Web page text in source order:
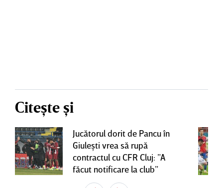
Citește și
Jucătorul dorit de Pancu în
Giuleşti vrea să rupă
contractul cu CFR Cluj: ”A
făcut notificare la club”